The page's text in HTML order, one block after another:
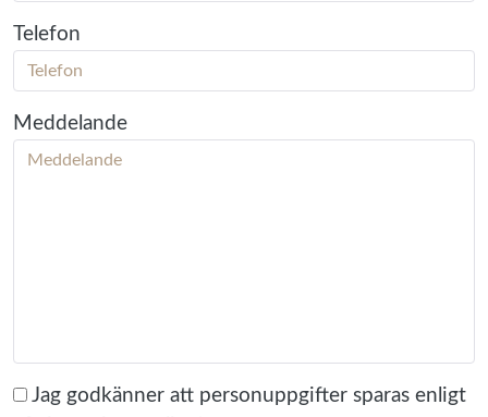
Telefon
Meddelande
Jag godkänner att personuppgifter sparas enligt